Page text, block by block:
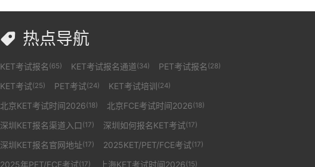
 热点导航
KET考试报名 (65) KET考试报名通道(34) PET考试报名 (28)
KET考试(25) PET考试(24) KET考试培训(24)
北京KET考试时间2026(18) 北京FCE考试时间2026(18)
深圳KET报名渠道入口 (17) 深圳如何报名KET考试(17)
深圳KET报名官网地址(17) 2025KET/PET/FCE考试(17)
2025年PET/FCE考试(17) 上海KET考试时间2026(15)